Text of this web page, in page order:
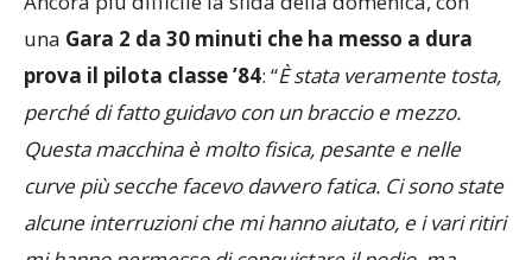
unaGara 2 da 30 minuti che ha messo a dura
prova il pilota classe ’84 : “È stata veramente tosta,
perché di fatto guidavo con un braccio e mezzo.
Questa macchina è molto fisica, pesante e nelle
curve più secche facevo davvero fatica. Ci sono state
alcune interruzioni che mi hanno aiutato, e i vari ritiri
mi hanno permesso di conquistare il podio, ma